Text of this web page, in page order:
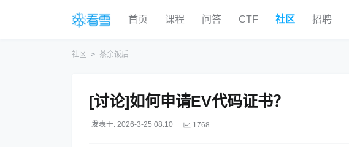
首页 课程 问答 CTF 社区 招聘
社区 茶余饭后
[讨论]如何申请EV代码证书？
发表于: 2026-3-25 08:10 1768